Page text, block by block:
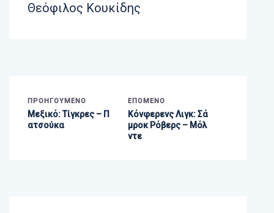
Θεόφιλος Κουκίδης
ΠΡΟΗΓΟΎΜΕΝΟ
Μεξικό: Τίγκρες – Π
ατσούκα
ΕΠΌΜΕΝΟ
Κόνφερενς Λιγκ: Σά
μροκ Ρόβερς – Μόλ
ντε